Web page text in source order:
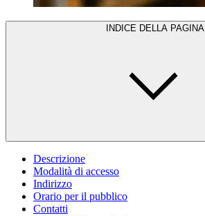
INDICE DELLA PAGINA
Descrizione
Modalità di accesso
Indirizzo
Orario per il pubblico
Contatti